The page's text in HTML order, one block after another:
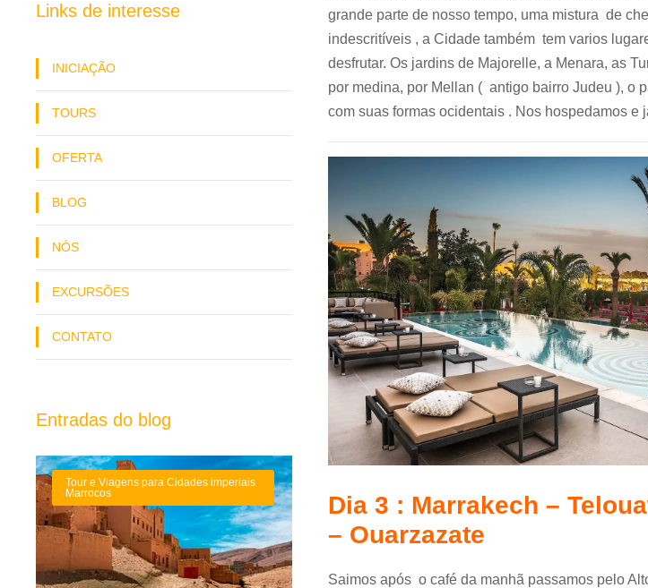
grande parte de nosso tempo, uma mistura de
indescritíveis , a Cidade também tem varios
desfrutar. Os jardins de Majorelle, a Menara, as
por medina, por Mellan ( antigo bairro Judeu ), o
com suas formas ocidentais . Nos hospedamos e
Dia 3 : Marrakech –
– Ouarzazate
Saimos após o café da manhã passamos pelo
Links de interesse
INICIAÇÃO
TOURS
OFERTA
BLOG
NÓS
EXCURSÕES
CONTATO
Entradas do blog
Tour e Viagens para Cidades imperiais
Marrocos